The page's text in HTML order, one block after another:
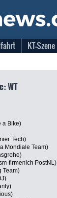
KT-Szene
WT
a Bike)
Tech)
Mondiale Team)
firmenich PostNL)
Team)